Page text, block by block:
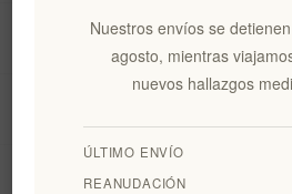
Mi cuenta
Nuestros envíos se
agosto, mientras
nuevos hallazgos
ÚLTIMO ENVÍO
REANUDACIÓN